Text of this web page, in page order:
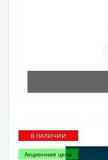
В НАЛИЧИИ
Акционная цена